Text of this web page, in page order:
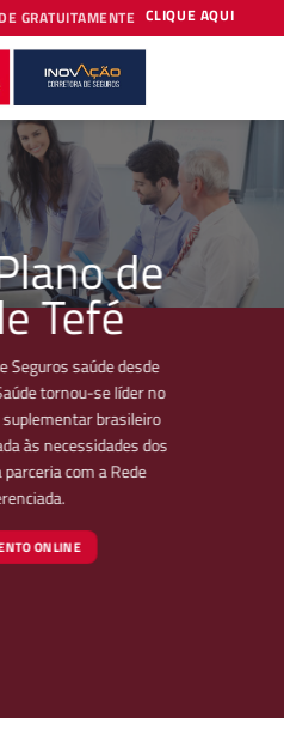
GRATUITAMENTE CLIQUE AQUI
de
Tefé
Seguros saúde desde
tornou-se líder no
brasileiro
às necessidades dos
com a Rede
ONLINE